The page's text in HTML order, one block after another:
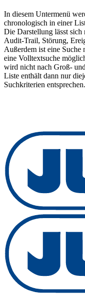
In diesem Untermenü
chronologisch in einer
Die Darstellung lässt
Audit-Trail, Störung,
Außerdem ist eine Suche
eine Volltextsuche
wird nicht nach Groß-
Liste enthält dann nur
Suchkriterien entsprechen.